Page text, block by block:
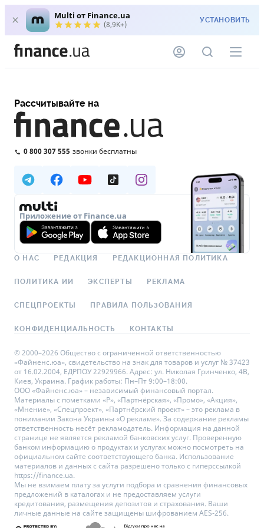
Multi от Finance.ua
(8,9K+) УСТАНОВИТЬ
Рассчитывайте на
0 800 307 555 звонки бесплатны
Приложение от Finance.ua
О НАС РЕДАКЦИЯ РЕДАКЦИОННАЯ ПОЛИТИКА
ПОЛИТИКА ИИ ЭКСПЕРТЫ РЕКЛАМА
СПЕЦПРОЕКТЫ ПРАВИЛА ПОЛЬЗОВАНИЯ
КОНФИДЕНЦИАЛЬНОСТЬ КОНТАКТЫ
© 2000–2026 Общество с ограниченной ответственностью
«Файненс.юа», свидетельство на знак для товаров и услуг № 37423
от 16.02.2004, ЕДРПОУ 22929966. Адрес: ул. Николая Гринченко, 4В,
Киев, Украина. График работы: Пн–Пт 9:00–18:00.
ООО «Файненс.юа» – независимый финансовый портал.
Материалы с пометками «Р», «Партнёрская», «Промо», «Акция»,
«Мнение», «Спецпроект», «Партнёрский проект» – это реклама в
понимании Закона Украины «О рекламе». За содержание рекламы
ответственность несёт рекламодатель. Информация на данной
странице не является рекламой банковских услуг. Проверенную
банком информацию о продуктах и услугах можно посмотреть на
официальном сайте соответствующего банка. Использование
материалов и данных с сайта разрешено только с гиперссылкой
https://finance.ua.
Мы не взимаем плату за услуги подбора и сравнения финансовых
предложений в каталогах и не предоставляем услуги
кредитования, размещения депозитов и страхования. Ваши
личные данные на сайте защищены шифрованием AES-256.